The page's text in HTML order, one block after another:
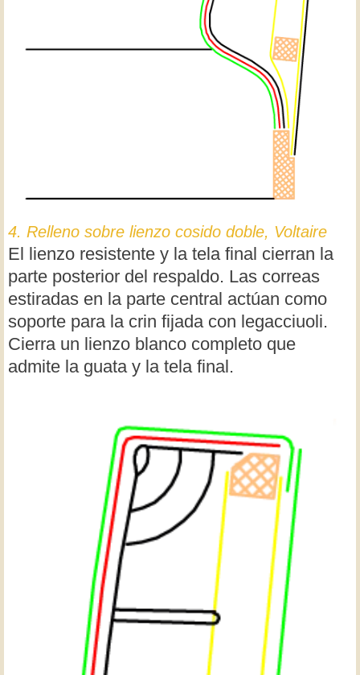
4. Relleno sobre lienzo cosido doble, Voltaire
El lienzo resistente y la tela final cierran la
parte posterior del respaldo. Las correas
estiradas en la parte central actúan como
soporte para la crin fijada con legacciuoli.
Cierra un lienzo blanco completo que
admite la guata y la tela final.